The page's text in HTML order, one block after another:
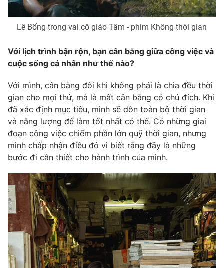
Lê Bống trong vai cô giáo Tâm - phim Không thời gian
Với lịch trình bận rộn, bạn cân bằng giữa công việc và
cuộc sống cá nhân như thế nào?
Với mình, cân bằng đôi khi không phải là chia đều thời
gian cho mọi thứ, mà là mất cân bằng có chủ đích. Khi
đã xác định mục tiêu, mình sẽ dồn toàn bộ thời gian
và năng lượng để làm tốt nhất có thể. Có những giai
đoạn công việc chiếm phần lớn quỹ thời gian, nhưng
mình chấp nhận điều đó vì biết rằng đây là những
bước đi cần thiết cho hành trình của mình.